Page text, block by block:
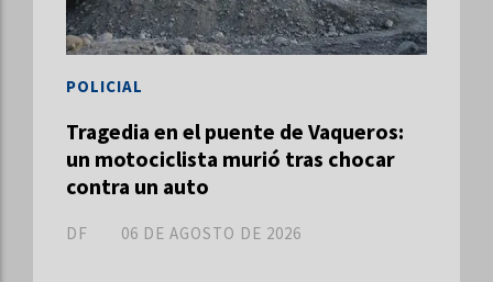
Tragedia en el puente de Vaqueros:
un motociclista murió tras chocar
contra un auto
DF
POLICIAL
06 DE AGOSTO DE 2026